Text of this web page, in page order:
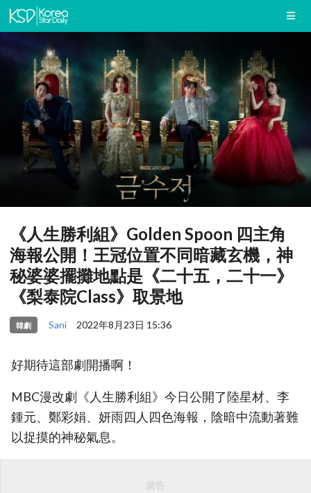
《人生勝利組》Golden Spoon 四主角
海報公開！王冠位置不同暗藏玄機，神
秘婆婆擺攤地點是《二十五，二十一》
《梨泰院Class》取景地
韓劇 Sani 2022年8月23日 15:36
好期待這部劇開播啊！
MBC漫改劇《人生勝利組》今日公開了陸星材、李
鍾元、鄭彩娟、妍雨四人四色海報，陰暗中流動著難
以捉摸的神秘氣息。
廣告